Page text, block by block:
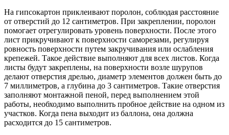
На гипсокартон приклеивают поролон, соблюдая расстояние
от отверстий до 12 сантиметров. При закреплении, поролон
помогает отрегулировать уровень поверхности. После этого
лист прикручивают к поверхности саморезами, регулируя
ровность поверхности путем закручивания или ослабления
крепежей. Такое действие выполняют для всех листов. Когда
листы будут закреплены, на поверхности возле шурупов
делают отверстия дрелью, диаметр элементов должен быть до
7 миллиметров, а глубина до 3 сантиметров. Такие отверстия
заполняют монтажной пеной, перед выполнением этой
работы, необходимо выполнить пробное действие на одном из
участков. Когда пена выходит из баллона, она должна
расходится до 15 сантиметров.